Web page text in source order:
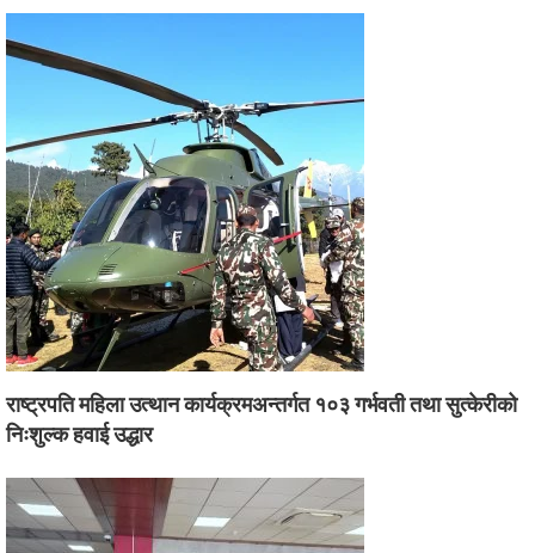
राष्ट्रपति महिला उत्थान कार्यक्रमअन्तर्गत १०३ गर्भवती तथा सुत्केरीको
निःशुल्क हवाई उद्धार